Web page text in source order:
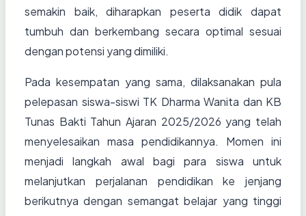
semakin baik, diharapkan peserta didik dapat
tumbuh dan berkembang secara optimal sesuai
dengan potensi yang dimiliki.
Pada kesempatan yang sama, dilaksanakan pula
pelepasan siswa-siswi TK Dharma Wanita dan KB
Tunas Bakti Tahun Ajaran 2025/2026 yang telah
menyelesaikan masa pendidikannya. Momen ini
menjadi langkah awal bagi para siswa untuk
melanjutkan perjalanan pendidikan ke jenjang
berikutnya dengan semangat belajar yang tinggi